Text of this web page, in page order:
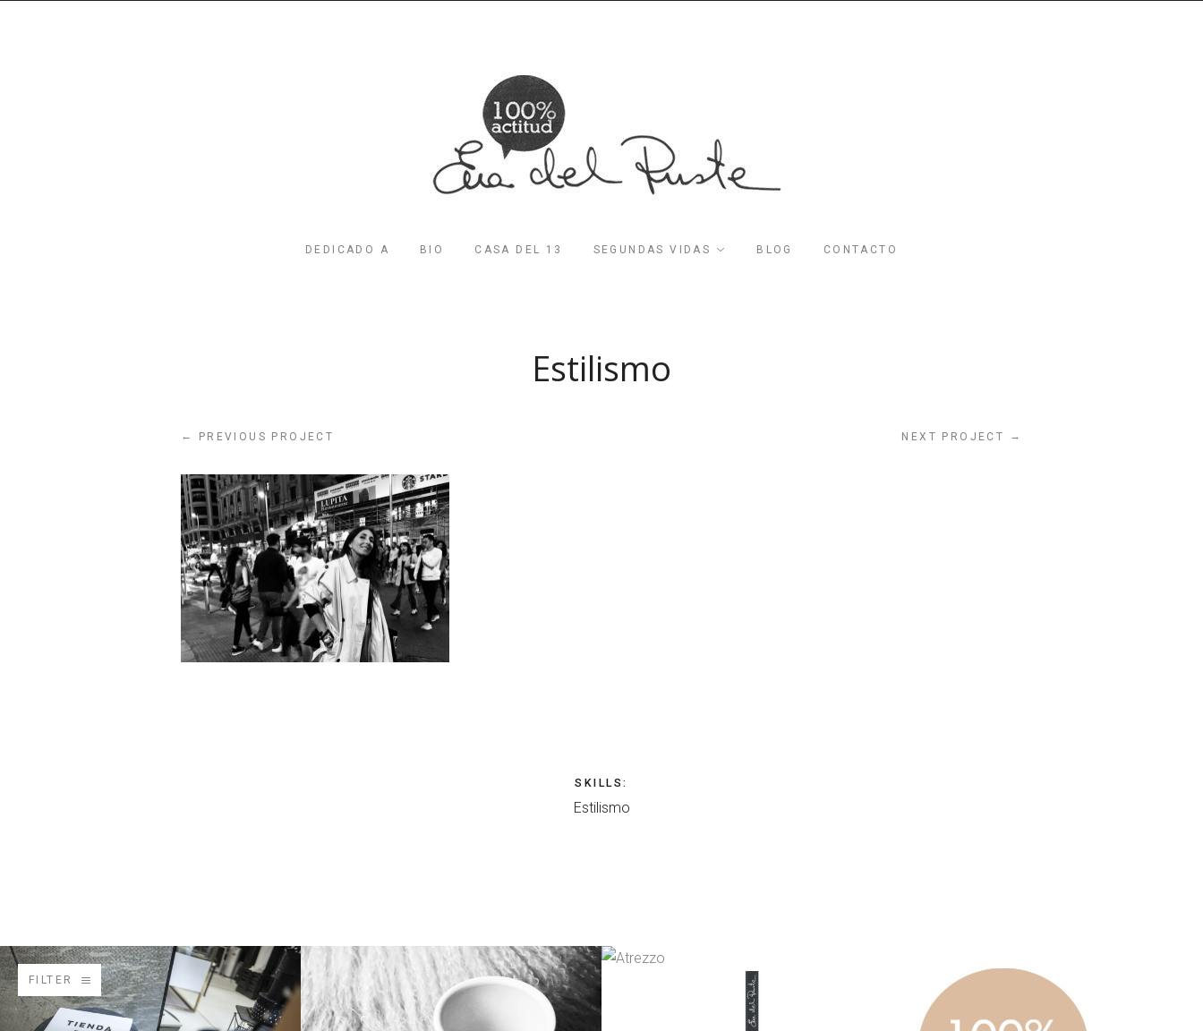
DEDICADO A BIO CASA DEL 13 SEGUNDAS VIDAS BLOG CONTACTO
Estilismo
← PREVIOUS PROJECT NEXT PROJECT →
SKILLS:
Estilismo
FILTER